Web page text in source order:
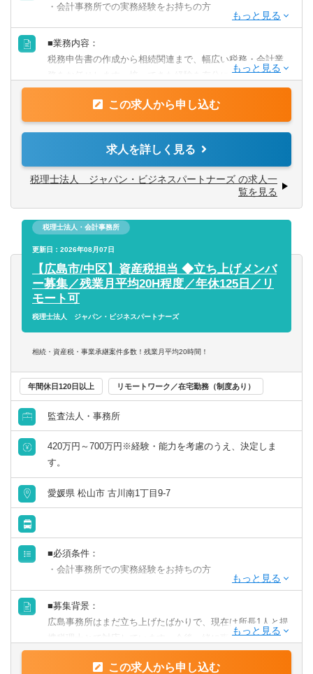
・会計事務所での実務経験をお持ちの方
■歓迎条件
・税理士資格をお持ちの方
■業務内容：
税務申告書の作成から相続関連まで、幅広い税務・会計業
務をお任せします。培ってきた経験を存分に活かせる環境
税務申告書の作成や巡回監査など、税務・会計業務全般を
・税務申告書の作成、巡回監査
・資金調達サポート、経営計画の策定、予算管理
※使用ソフト：TKC
※資産税課として相続案件にも積極的に携われます
※業種は、飲食業やサービス業のお客様が多いです
■年間相続対応件数は30～40件程度。スポット業務ではな
く、生前対策等からトータルサポート・コンサルティング
を強みとしています。
■就業環境
・年休125日
・試験前休暇あり（4日程度）
・税理士試験勉強のための定時前退社も可
・産休・育休取得実績あり
・経験を積んでゆくゆくはリモートワークも可能（週１～
２回程度）
・デジタル推進を進めており、書類をクラウドサーバーで
管理・業務効率化に注力しています
この求人から申し込む
求人を詳しく見る
税理士法人 ジャパン・ビジネスパートナーズ の求人一
覧を見る
税理士法人・会計事務所
更新日：2026年08月07日
【広島市/中区】資産税担当 ◆立ち上げメンバ
ー募集／残業月平均20H程度／年休125日／リ
モート可
税理士法人 ジャパン・ビジネスパートナーズ
相続・資産税・事業承継案件多数！残業月平均20時間！
年間休日120日以上 リモートワーク／在宅勤務（制度あり）
監査法人・事務所
420万円～700万円※経験・能力を考慮のうえ、決定しま
す。
愛媛県 松山市 古川南1丁目9-7
■必須条件：
・会計事務所での実務経験をお持ちの方
■歓迎条件
・税理士資格をお持ちの方
■募集背景：
広島事務所はまだ立ち上げたばかりで、現在は所長1人と提
携税理士とで対応しています。今後一緒に事務所を作り上
この求人から申し込む
フレックス出勤／時差出勤（制度あり）
募集・採用情報
未経験可
年収1000万円以上の求人
第二新卒可
託児所・育児補助
エグゼクティブクラスの求人
MBAホルダー募集
有形商材の求人
管理職求人
オンライン面接／WEB面接（実績あり）
語学
英語力を活かす
その他語学を活かす